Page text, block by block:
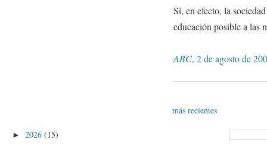
Sí, en efecto, la
educación posible a las
ABC, 2 de agosto de
más recientes
► 2026 (15)